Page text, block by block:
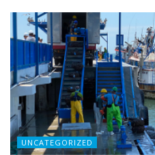
UNCATEGORIZED